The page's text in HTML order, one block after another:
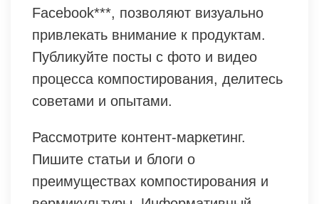
Facebook***, позволяют визуально
привлекать внимание к продуктам.
Публикуйте посты с фото и видео
процесса компостирования, делитесь
советами и опытами.
Рассмотрите контент-маркетинг.
Пишите статьи и блоги о
преимуществах компостирования и